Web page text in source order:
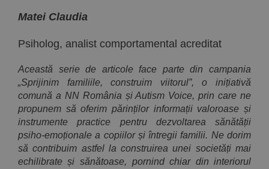
Matei Claudia
Psiholog, analist comportamental acreditat
Această serie de articole face parte din campania
„Sprijinim familiile, construim viitorul”, o inițiativă
comună a NN România și Autism Voice, prin care ne
propunem să oferim părinților informații valoroase și
instrumente practice pentru dezvoltarea sănătății
psiho-emoționale a copiilor și întregii familii. Ne dorim
să contribuim astfel la construirea unei societăți mai
echilibrate și sănătoase, pornind chiar din interiorul